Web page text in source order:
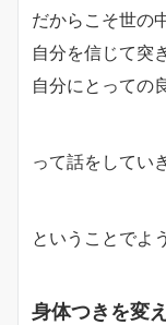
だからこそ世の
自分を信じて突
自分にとっての
って話をしてい
ということでよ
身体つきを変